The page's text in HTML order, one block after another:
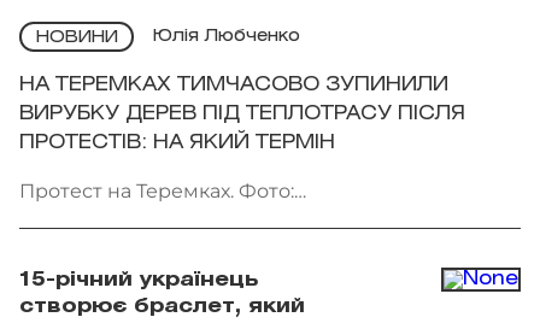
НОВИНИ Юлія Любченко
НА ТЕРЕМКАХ ТИМЧАСОВО ЗУПИНИЛИ
ВИРУБКУ ДЕРЕВ ПІД ТЕПЛОТРАСУ ПІСЛЯ
ПРОТЕСТІВ: НА ЯКИЙ ТЕРМІН
Протест на Теремках. Фото:
15-річний українець
створює браслет, який